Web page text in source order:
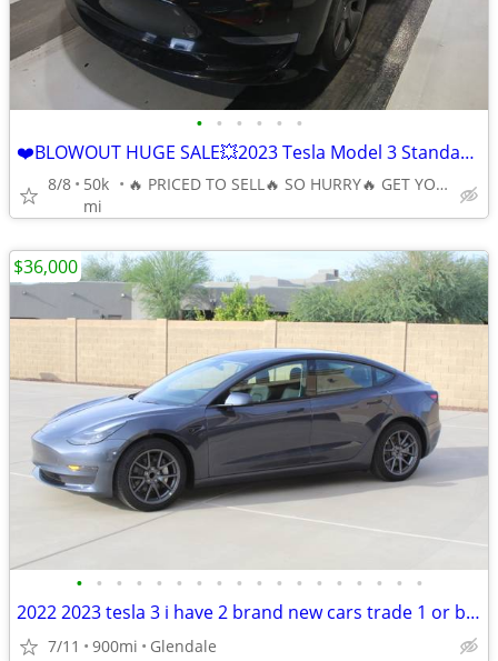
• • • • • •
❤️BLOWOUT HUGE SALE💥2023 Tesla Model 3 Standard Range Plus RWD 🔥
8/8
50k
mi
🔥 PRICED TO SELL🔥 SO HURRY🔥 GET YOUR BEST DEAL TODAY🔥
• • • • • • • • • • • • • • • • • •
2022 2023 tesla 3 i have 2 brand new cars trade 1 or both
7/11 900mi Glendale
$36,000